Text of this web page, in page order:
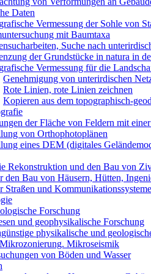
Daten
Vermessung der Sohle von
mit Baumtaxa
Suche nach
der Grundstücke in natura in
Vermessung für die
Genehmigung von unterirdischen
Rote Linien, rote Linien zeichnen
Kopieren aus dem topographisch-
der Fläche von Feldern mit
von Orthophotoplänen
eines DEM (digitales
Rekonstruktion und den Bau von
den Bau von Häusern, Hütten,
Straßen und Kommunikationssysteme
Forschung
und geophysikalische Forschung
physikalische und
Mikroseismik
von Böden und Wasser